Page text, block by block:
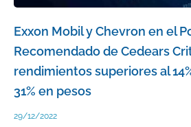
Exxon Mobil y Chevron en el
Recomendado de Cedears
rendimientos superiores al
31% en pesos
29/12/2022